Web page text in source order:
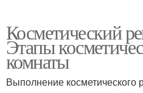
Косметический
Этапы
комнаты
Выполнение косметического